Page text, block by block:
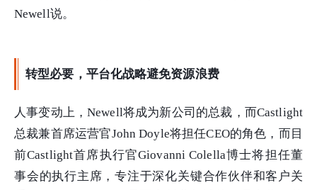
Newell说。
转型必要，平台化战略避免资源浪费
人事变动上，Newell将成为新公司的总裁，而Castlight
总裁兼首席运营官John Doyle将担任CEO的角色，而目
前Castlight首席执行官Giovanni Colella博士将担任董
事会的执行主席，专注于深化关键合作伙伴和客户关